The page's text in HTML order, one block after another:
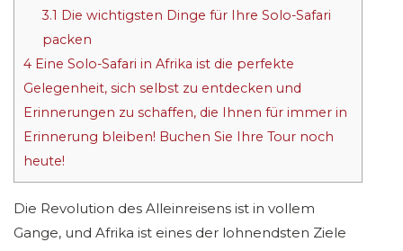
3.1 Die wichtigsten Dinge für Ihre Solo-Safari
packen
4 Eine Solo-Safari in Afrika ist die perfekte
Gelegenheit, sich selbst zu entdecken und
Erinnerungen zu schaffen, die Ihnen für immer in
Erinnerung bleiben! Buchen Sie Ihre Tour noch
heute!
Die Revolution des Alleinreisens ist in vollem
Gange, und Afrika ist eines der lohnendsten Ziele